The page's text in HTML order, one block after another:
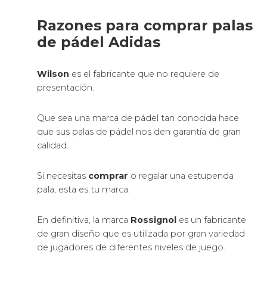
Razones para comprar palas
de pádel Adidas
Wilson es el fabricante que no requiere de
presentación.
Que sea una marca de pádel tan conocida hace
que sus palas de pádel nos den garantía de gran
calidad.
Si necesitas comprar o regalar una estupenda
pala, esta es tu marca.
En definitiva, la marca Rossignol es un fabricante
de gran diseño que es utilizada por gran variedad
de jugadores de diferentes niveles de juego.